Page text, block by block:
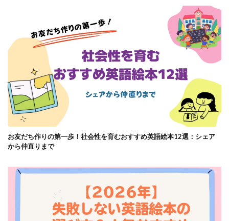
お友だち作りの第一歩！社会性を育むおすすめ英語絵本12選：シェア
から仲直りまで